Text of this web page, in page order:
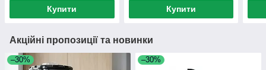
Купити Купити
Акційні пропозиції та новинки
–30% –30%